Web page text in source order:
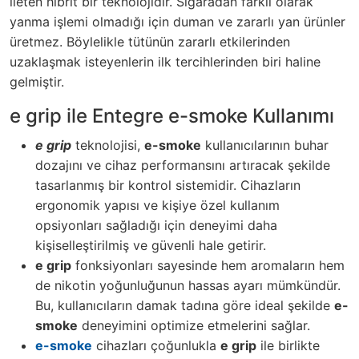
yanma işlemi olmadığı için duman ve zararlı yan ürünler
üretmez. Böylelikle tütünün zararlı etkilerinden
uzaklaşmak isteyenlerin ilk tercihlerinden biri haline
gelmiştir.
e grip ile Entegre e-smoke Kullanımı
e grip teknolojisi, e-smoke kullanıcılarının buhar
dozajını ve cihaz performansını artıracak şekilde
tasarlanmış bir kontrol sistemidir. Cihazların
ergonomik yapısı ve kişiye özel kullanım
opsiyonları sağladığı için deneyimi daha
kişiselleştirilmiş ve güvenli hale getirir.
e grip fonksiyonları sayesinde hem aromaların hem
de nikotin yoğunluğunun hassas ayarı mümkündür.
Bu, kullanıcıların damak tadına göre ideal şekilde e-
smoke deneyimini optimize etmelerini sağlar.
e-smoke cihazları çoğunlukla e grip ile birlikte